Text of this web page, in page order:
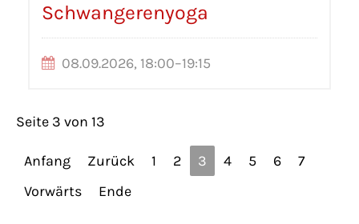
Schwangerenyoga
08.09.2026, 18:00–19:15
Seite 3 von 13
Anfang Zurück 1 2 3 4 5 6
7
Vorwärts
Ende